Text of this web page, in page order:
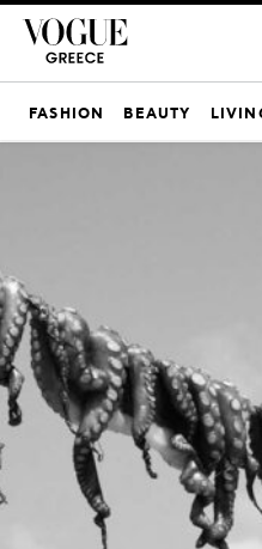
FASHION BEAUTY